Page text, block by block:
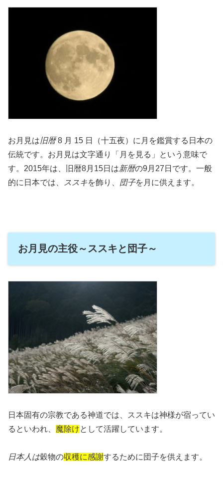
お月見は旧暦8 月 15 日（十五夜）に月を鑑賞する日本の
伝統です。お月見は文字通り「月を見る」という意味で
す。2015年は、旧暦8月15日は新暦の9月27日です。一般
的に日本では、
ススキを飾り、 団子を月に供えます。
お月見の主役～ススキと団子～
日本固有の宗教である神道では、ススキは神様が宿ってい
るといわれ、 魔除けとして活躍しています。
日本人は穀物の収穫に感謝するために団子を供えます。